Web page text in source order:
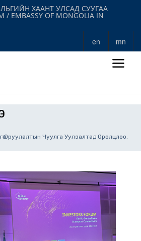
ХААНТ УЛСАД СУУГАА
OF MONGOLIA IN
en mn
Оруулалтын Чуулга Уулзалтад Оролцлоо.